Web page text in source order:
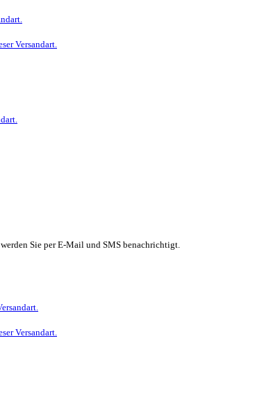
Versandart.
Sie per E-Mail und SMS benachrichtigt.
Versandart.